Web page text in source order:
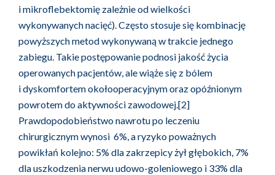
i mikroflebektomię zależnie od wielkości
wykonywanych nacięć). Często stosuje się kombinację
powyższych metod wykonywaną w trakcie jednego
zabiegu. Takie postępowanie podnosi jakość życia
operowanych pacjentów, ale wiąże się z bólem
i dyskomfortem okołooperacyjnym oraz opóźnionym
powrotem do aktywności zawodowej.[2]
Prawdopodobieństwo nawrotu po leczeniu
chirurgicznym wynosi 6%, a ryzyko poważnych
powikłań kolejno: 5% dla zakrzepicy żył głębokich, 7%
dla uszkodzenia nerwu udowo-goleniowego i 33% dla